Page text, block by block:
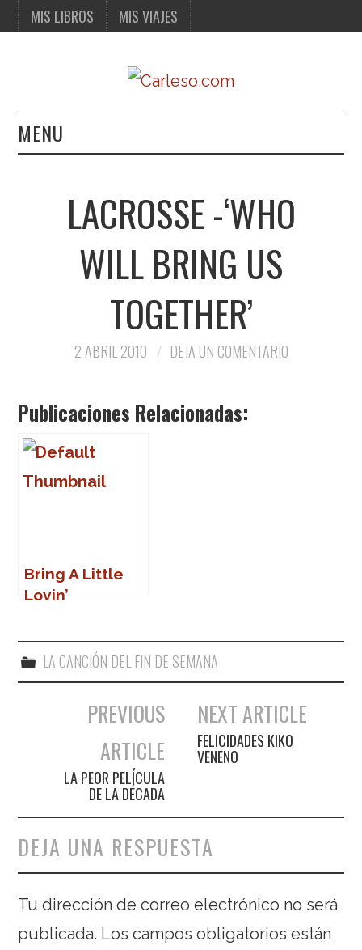
MIS LIBROS MIS VIAJES
MENU
MIS VIAJES
LACROSSE -‘WHO
WILL BRING US
TOGETHER’
2 ABRIL 2010 DEJA UN COMENTARIO
Publicaciones Relacionadas:
Bring A Little
Lovin’
LA CANCIÓN DEL FIN DE SEMANA
Navegación de entradas
PREVIOUS
ARTICLE
LA PEOR PELÍCULA
DE LA DÉCADA
NEXT ARTICLE
FELICIDADES KIKO
VENENO
DEJA UNA RESPUESTA
Tu dirección de correo electrónico no será
publicada. Los campos obligatorios están